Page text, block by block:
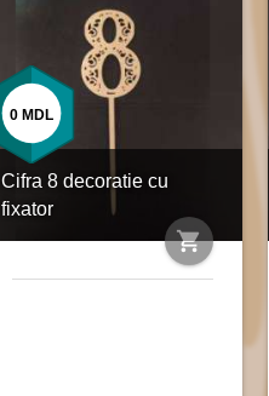
Cifra 8 decoratie cu
fixator
shopping_cart
0 MDL